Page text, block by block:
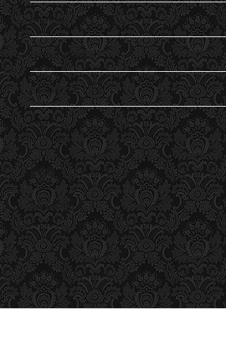
my life…
Non classé
Student's Life
Vu
ESC
ESC Lille